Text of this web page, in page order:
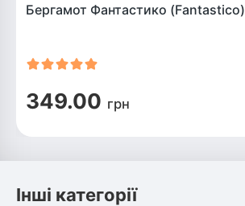
Бергамот Фантастико (Fantastico)
349.00 грн
Інші категорії